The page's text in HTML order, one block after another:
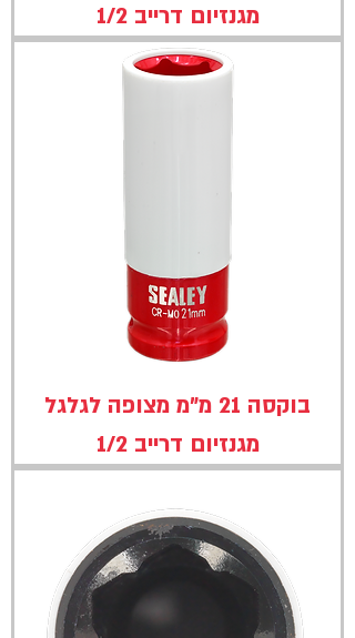
מגנזיום דרייב 1/2
בוקסה 21 מ"מ מצופה לגלגל
מגנזיום דרייב 1/2